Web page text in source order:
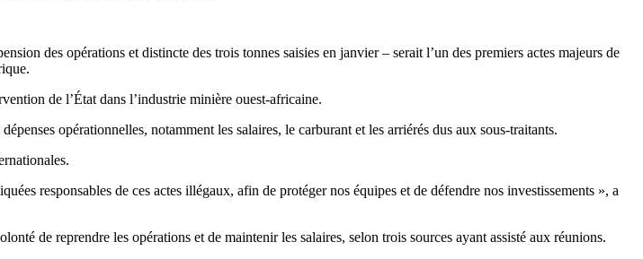
des opérations et distincte des trois tonnes saisies en janvier – serait l’un des premiers actes majeurs de
de l’État dans l’industrie minière ouest-africaine.
opérationnelles, notamment les salaires, le carburant et les arriérés dus aux sous-traitants.
responsables de ces actes illégaux, afin de protéger nos équipes et de défendre nos investissements », a
de reprendre les opérations et de maintenir les salaires, selon trois sources ayant assisté aux réunions.